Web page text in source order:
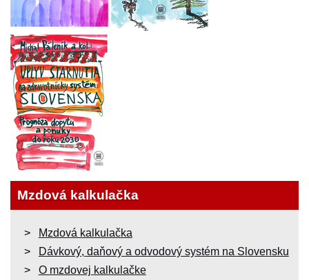
Mzdová kalkulačka
Mzdová kalkulačka
Dávkový, daňový a odvodový systém na Slovensku
O mzdovej kalkulačke